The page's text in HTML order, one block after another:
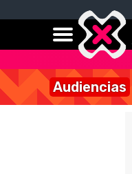
Audiencias